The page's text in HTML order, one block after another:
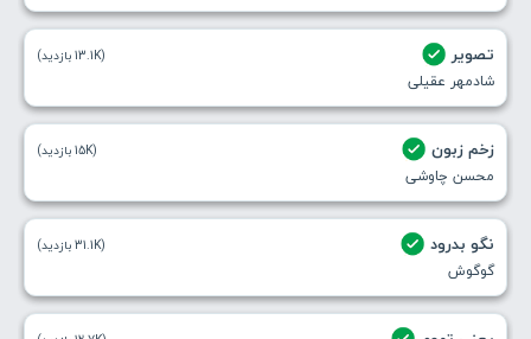
تصویر
شادمهر عقیلی
(13.1K بازدید)
زخم زبون
محسن چاوشی
(15K بازدید)
نگو بدرود
گوگوش
(31.1K بازدید)